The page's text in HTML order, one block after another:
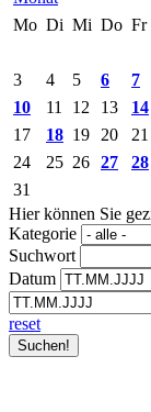
Mo Di Mi Do Fr
3
4 5 6 7
10
11 12 13 14
17
18 19 20 21
24
25 26 27 28
31
Hier können Sie
Kategorie
Suchwort
Datum
reset